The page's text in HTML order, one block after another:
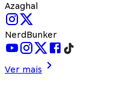
Azaghal
NerdBunker
Ver mais